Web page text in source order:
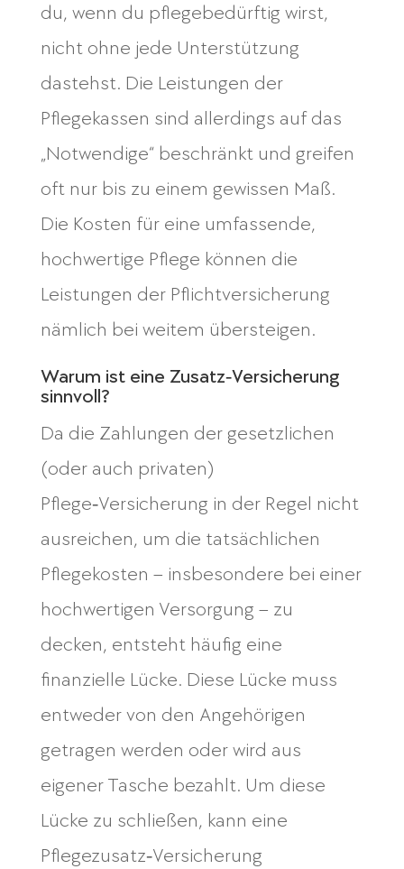
du, wenn du pflegebedürftig wirst,
nicht ohne jede Unterstützung
dastehst. Die Leistungen der
Pflegekassen sind allerdings auf das
„Notwendige“ beschränkt und greifen
oft nur bis zu einem gewissen Maß.
Die Kosten für eine umfassende,
hochwertige Pflege können die
Leistungen der Pflichtversicherung
nämlich bei weitem übersteigen.
Warum ist eine Zusatz‑Versicherung
sinnvoll?
Da die Zahlungen der gesetzlichen
(oder auch privaten)
Pflege‑Versicherung in der Regel nicht
ausreichen, um die tatsächlichen
Pflegekosten – insbesondere bei einer
hochwertigen Versorgung – zu
decken, entsteht häufig eine
finanzielle Lücke. Diese Lücke muss
entweder von den Angehörigen
getragen werden oder wird aus
eigener Tasche bezahlt. Um diese
Lücke zu schließen, kann eine
Pflegezusatz‑Versicherung